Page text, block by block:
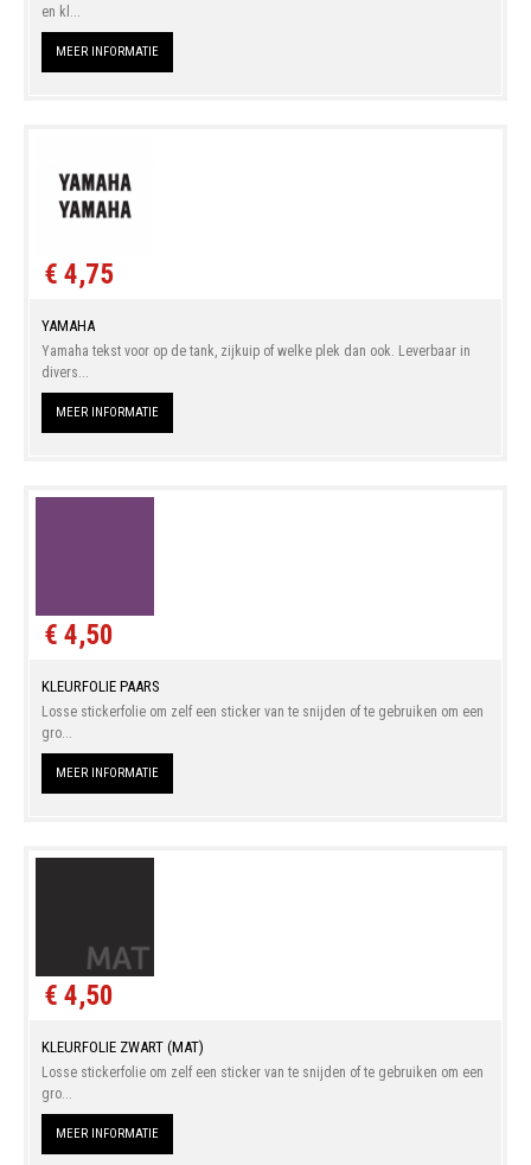
en kl...
MEER INFORMATIE
€ 4,75
YAMAHA
Yamaha tekst voor op de tank, zijkuip of welke plek dan ook. Leverbaar in
divers...
MEER INFORMATIE
€ 4,50
KLEURFOLIE PAARS
Losse stickerfolie om zelf een sticker van te snijden of te gebruiken om een
gro...
MEER INFORMATIE
€ 4,50
KLEURFOLIE ZWART (MAT)
Losse stickerfolie om zelf een sticker van te snijden of te gebruiken om een
gro...
MEER INFORMATIE